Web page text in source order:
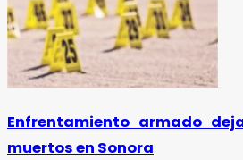
Enfrentamiento armado
muertos en Sonora